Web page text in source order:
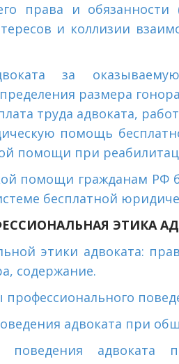
права и
и коллизии
за
размера
труда адвоката,
помощь
помощи при
помощи гражданам РФ
бесплатной
ЭТИКА
этики адвоката:
содержание.
адвоката при
поведения